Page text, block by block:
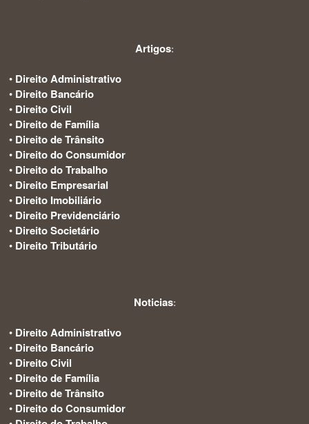
Artigos:
• Direito Administrativo
• Direito Bancário
• Direito Civil
• Direito de Família
• Direito de Trânsito
• Direito do Consumidor
• Direito do Trabalho
• Direito Empresarial
• Direito Imobiliário
• Direito Previdenciário
• Direito Societário
• Direito Tributário
Noticias:
• Direito Administrativo
• Direito Bancário
• Direito Civil
• Direito de Família
• Direito de Trânsito
• Direito do Consumidor